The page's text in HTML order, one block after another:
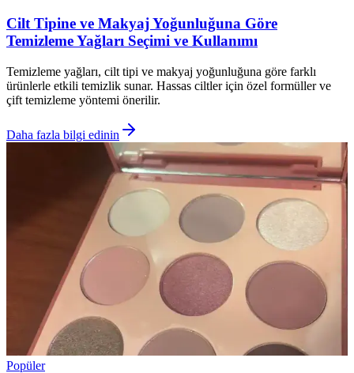
Cilt Tipine ve Makyaj Yoğunluğuna Göre
Temizleme Yağları Seçimi ve Kullanımı
Temizleme yağları, cilt tipi ve makyaj yoğunluğuna göre farklı
ürünlerle etkili temizlik sunar. Hassas ciltler için özel formüller ve
çift temizleme yöntemi önerilir.
Daha fazla bilgi edinin
Popüler